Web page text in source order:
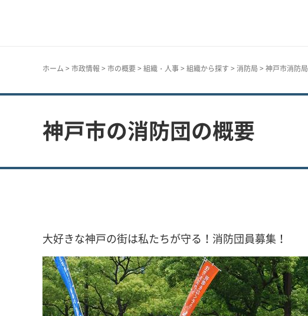
ホーム > 市政情報 > 市の概要> 組織・人事> 組織から探す > 消防局 > 神戸市消防局
神戸市の消防団の概要
大好きな神戸の街は私たちが守る！消防団員募集！